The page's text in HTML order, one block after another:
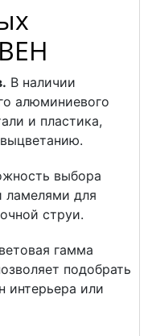
В наличии
алюминиевого
и пластика,
выбора
ламелями для
струи.
гамма
подобрать
интерьера или